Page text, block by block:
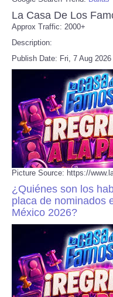
La Casa De Los
Approx Traffic: 2000+
Description:
Publish Date: Fri, 7 Aug
Picture Source: https://
¿Quiénes son los
placa de nominados
México 2026?